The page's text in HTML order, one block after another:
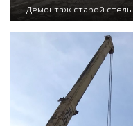
Демонтаж старой стелы